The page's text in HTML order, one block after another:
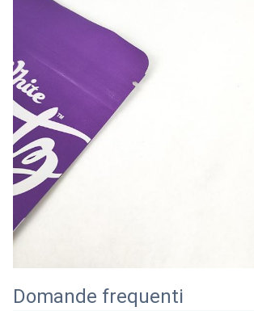
Domande frequenti